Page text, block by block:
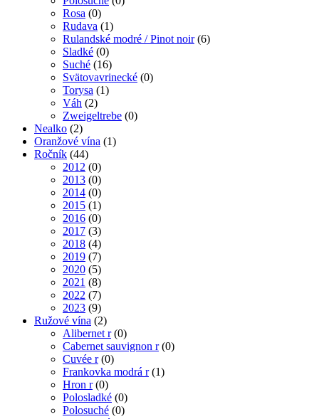
Rosa (0)
Rudava (1)
Rulandské modré / Pinot noir (6)
Sladké (0)
Suché (16)
Svätovavrinecké (0)
Torysa (1)
Váh (2)
Zweigeltrebe (0)
Nealko (2)
Oranžové vína (1)
Ročník (44)
2012 (0)
2013 (0)
2014 (0)
2015 (1)
2016 (0)
2017 (3)
2018 (4)
2019 (7)
2020 (5)
2021 (8)
2022 (7)
2023 (9)
Ružové vína (2)
Alibernet r (0)
Cabernet sauvignon r (0)
Cuvée r (0)
Frankovka modrá r (1)
Hron r (0)
Polosladké (0)
Polosuché (0)